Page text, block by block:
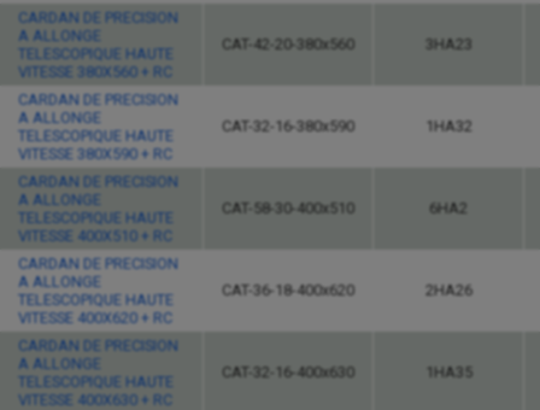
CARDAN DE PRECISION
A ALLONGE
TELESCOPIQUE HAUTE
VITESSE 380X560 + RC
CAT-42-20-380x560 3HA23
CARDAN DE PRECISION
A ALLONGE
TELESCOPIQUE HAUTE
VITESSE 380X590 + RC
CAT-32-16-380x590 1HA32
CARDAN DE PRECISION
A ALLONGE
TELESCOPIQUE HAUTE
VITESSE 400X510 + RC
CAT-58-30-400x510 6HA2
CARDAN DE PRECISION
A ALLONGE
TELESCOPIQUE HAUTE
VITESSE 400X620 + RC
CAT-36-18-400x620 2HA26
CARDAN DE PRECISION
A ALLONGE
TELESCOPIQUE HAUTE
VITESSE 400X630 + RC
CAT-32-16-400x630 1HA35